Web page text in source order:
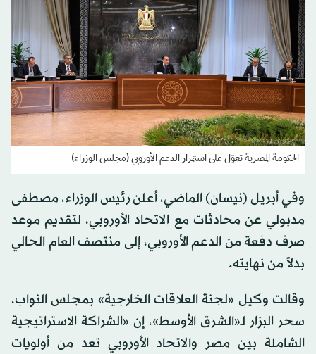
الحكومة المصرية تعوّل على استمرار الدعم الأوروبي (مجلس الوزراء)
وفي أبريل (نيسان) الماضي، أعلن رئيس الوزراء، مصطفى
مدبولي عن محادثات مع الاتحاد الأوروبي، لتقديم موعد
صرف دفعة من الدعم الأوروبي، إلى منتصف العام الحالي
بدلاً من نهايته.
وقالت وكيل «لجنة العلاقات الخارجية» بمجلس النواب،
سحر البزار لـ«الشرق الأوسط»، إن «الشراكة الاستراتيجية
الشاملة بين مصر والاتحاد الأوروبي تعد من أولويات